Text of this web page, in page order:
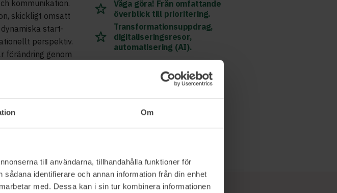
Om
till användarna, tillhandahålla funktioner för
identifierare och annan information från din enhet
med. Dessa kan i sin tur kombinera informationen
kommunikation.
skickligt omsatt
start-
perspektiv.
förändring genom
breddat sina
i
och mänsklig
innovation och
Våga göra! Från omfattande
överblick till prioritering.
Transformationsuppdrag,
digitaliseringsresor,
automatisering (AI).
Läs mer och boka